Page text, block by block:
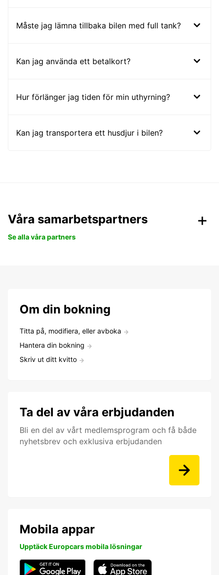
Måste jag lämna tillbaka bilen med full tank?
Kan jag använda ett betalkort?
Hur förlänger jag tiden för min uthyrning?
Kan jag transportera ett husdjur i bilen?
Våra samarbetspartners
Se alla våra partners
Om din bokning
Titta på, modifiera, eller avboka
Hantera din bokning
Skriv ut ditt kvitto
Ta del av våra erbjudanden
Bli en del av vårt medlemsprogram och få både
nyhetsbrev och exklusiva erbjudanden
Mobila appar
Upptäck Europcars mobila lösningar